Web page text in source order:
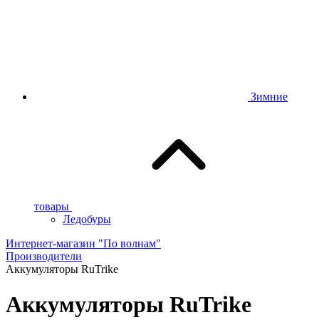
Зимние
товары
Ледобуры
Интернет-магазин "По волнам"
Производители
Аккумуляторы RuTrike
Аккумуляторы RuTrike